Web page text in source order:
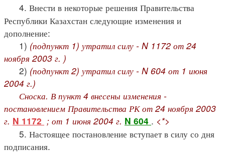
4. Внести в некоторые решения Правительства
Республики Казахстан следующие изменения и
дополнение:
1) (подпункт 1) утратил силу - N 1172 от 24
ноября 2003 г. )
2) (подпункт 2) утратил силу - N 604 от 1 июня
2004 г.)
Сноска. В пункт 4 внесены изменения -
постановлением Правительства РК от 24 ноября 2003
г. N 1172 ; от 1 июня 2004 г. N 604 . <*>
5. Настоящее постановление вступает в силу со дня
подписания.